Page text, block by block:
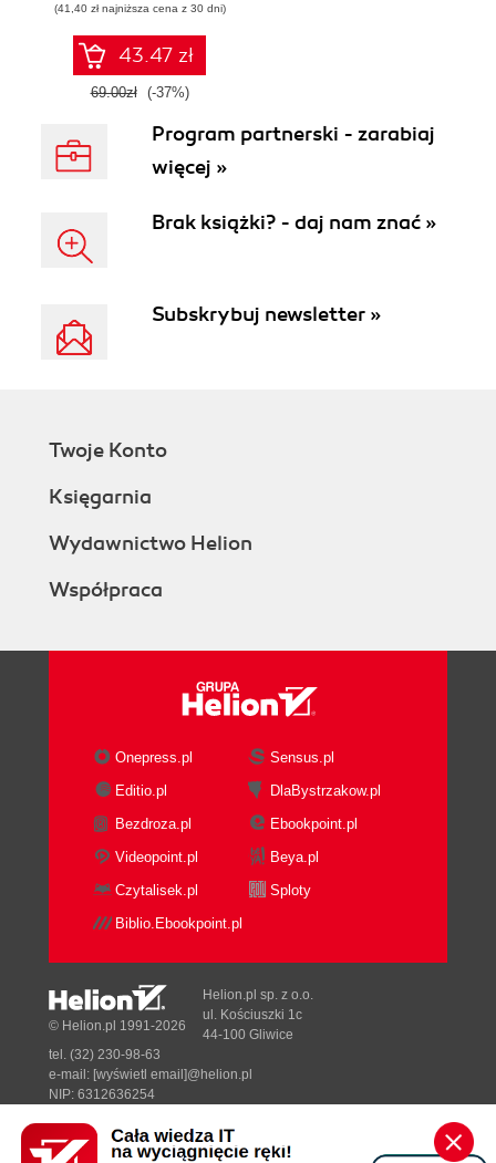
(41,40 zł najniższa cena z 30 dni)
43.47 zł
69.00zł (-37%)
Program partnerski - zarabiaj
więcej »
Brak książki? - daj nam znać »
Subskrybuj newsletter »
Twoje Konto
Księgarnia
Wydawnictwo Helion
Współpraca
Onepress.pl
Sensus.pl
Editio.pl
DlaBystrzakow.pl
Bezdroza.pl
Ebookpoint.pl
Videopoint.pl
Beya.pl
Czytalisek.pl
Sploty
Biblio.Ebookpoint.pl
Designed with ♥ byTonik.pl
© Helion.pl 1991-2026
Helion.pl sp. z o.o.
ul. Kościuszki 1c
44-100 Gliwice
tel. (32) 230-98-63
e-mail: [wyświetl email]@helion.pl
NIP: 6312636254